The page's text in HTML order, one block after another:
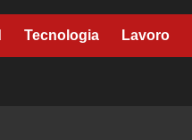
Tecnologia Lavoro